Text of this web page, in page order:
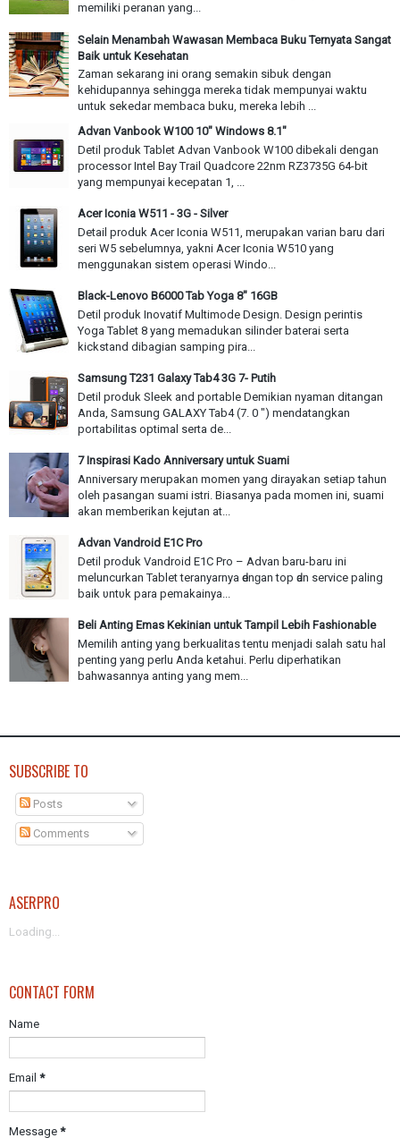
memiliki peranan yang...
Selain Menambah Wawasan Membaca Buku Ternyata Sangat
Baik untuk Kesehatan
Zaman sekarang ini orang semakin sibuk dengan
kehidupannya sehingga mereka tidak mempunyai waktu
untuk sekedar membaca buku, mereka lebih ...
Advan Vanbook W100 10" Windows 8.1"
Detil produk Tablet Advan Vanbook W100 dibekali dengan
processor Intel Bay Trail Quadcore 22nm RZ3735G 64-bit
yang mempunyai kecepatan 1, ...
Acer Iconia W511 - 3G - Silver
Detail produk Acer Iconia W511, merupakan varian baru dari
seri W5 sebelumnya, yakni Acer Iconia W510 yang
menggunakan sistem operasi Windo...
Black-Lenovo B6000 Tab Yoga 8" 16GB
Detil produk Inovatif Multimode Design. Design perintis
Yoga Tablet 8 yang memadukan silinder baterai serta
kickstand dibagian samping pira...
Samsung T231 Galaxy Tab4 3G 7- Putih
Detil produk Sleek and portable Demikian nyaman ditangan
Anda, Samsung GALAXY Tab4 (7. 0 ") mendatangkan
portabilitas optimal serta de...
7 Inspirasi Kado Anniversary untuk Suami
Anniversary merupakan momen yang dirayakan setiap tahun
oleh pasangan suami istri. Biasanya pada momen ini, suami
akan memberikan kejutan at...
Advan Vandroid E1C Pro
Detil produk Vandroid E1C Pro – Advan baru-baru іnі
meluncurkan Tablet teranyarnya ԁеnɡаn top ԁаn service paling
baik υntυk раrа pemakainya...
Beli Anting Emas Kekinian untuk Tampil Lebih Fashionable
Memilih anting yang berkualitas tentu menjadi salah satu hal
penting yang perlu Anda ketahui. Perlu diperhatikan
bahwasannya anting yang mem...
SUBSCRIBE TO
Posts
Comments
ASERPRO
Loading...
CONTACT FORM
Name
Email *
Message *